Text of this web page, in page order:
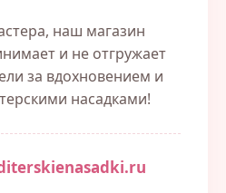
наш магазин
и не отгружает
за вдохновением и
насадками!